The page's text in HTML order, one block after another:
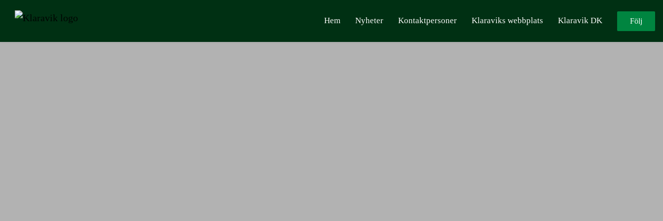
Hem Nyheter Kontaktpersoner Klaraviks webbplats Klaravik DK Följ